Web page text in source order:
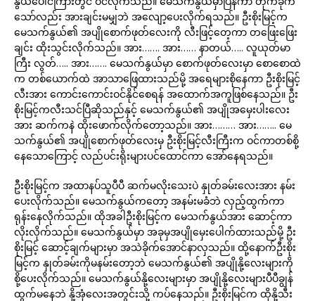
သော်လည်း အားချင်းမမျှဘဲ အလျော့ပေးလိုက်ရသည်။ ဦးစိုးမြင့်က
မေသက်နွယ်၏ အပျိုစောက်ဖုတ်လေးကို လီးဖြင့်တေ့ကာ တဖြေးဖြေး
ချင်း ထိုးသွင်းလိုက်သည်။ အား……. အား…… နာတယ်….. လူယုတ်မာ
ကြီး လွတ်….. အား……. မေသက်နွယ်မှာ စောက်ဖုတ်လေးမှာ စောစောထဲ
က တစ်ယောက်ထဲ အာသာဖြေထားသည်မို့ အရေများစိုနေကာ ဦးစိုးမြင့်
လီးအား ကောင်းကောင်းဝင်နိုင်စေရန် အထောက်အကူဖြစ်နေသည်။ ဦး
စိုးမြင့်ကလီးသင်ပြီဆိုသည်နှင့် မေသက်နွယ်၏ အပျိုအမှေးပါးလေး
အား ဆက်ကနဲ ထိုးဖောက်လိုက်တော့သည်။ အား……… အား…….. မေ
သက်နွယ်၏ အပျိုစောက်ဖုတ်လေးမှ ဦးစိုးမြင့်လီးကြီးက ဝင်ကာတစ်စို့
နေသောကြောင့် လည်ပင်းရိုးများပင်ထောင်ကာ အော်နေရသည်။
ဦးစိုးမြင့်က အထာနပ်သူပီပီ ဆက်မလိုးသေးပဲ နှုတ်ခမ်းလေးအား နမ်း
ပေးလိုက်သည်။ မေသက်နွယ်ကတော့ အနမ်းမခံဘဲ လှည့်ထွက်ကာ
ရုန်းနေလိုက်သည်။ ထိုအခါဦးစိုးမြင့်က မေသက်နွယ်အား ဆောင့်ကာ
လိုးလိုက်သည်။ မေသက်နွယ်မှာ အခုမှအပျိုမှေးပေါက်ထားသည်မို့ ဦး
စိုးမြင့် ဆောင့်ချက်များမှာ အသဲခိုက်အောင်နာလှသည်။ ထို့နောက်ဦးစိုး
မြင့်က နှုတ်ခမ်းကိုမနမ်းတော့ဘဲ မေသက်နွယ်၏ အပျိုနို့လေးများကို
စို့ပေးလိုက်သည်။ မေသက်နွယ်နို့လေးများမှာ အပျိုနို့လေးများပီပီချွန်
ထွက်မနေဘဲ နို့အုံလေးအတွင်းသို့ ကပ်နေသည်။ ဦးစိုးမြင်က ထိုနို့သီး